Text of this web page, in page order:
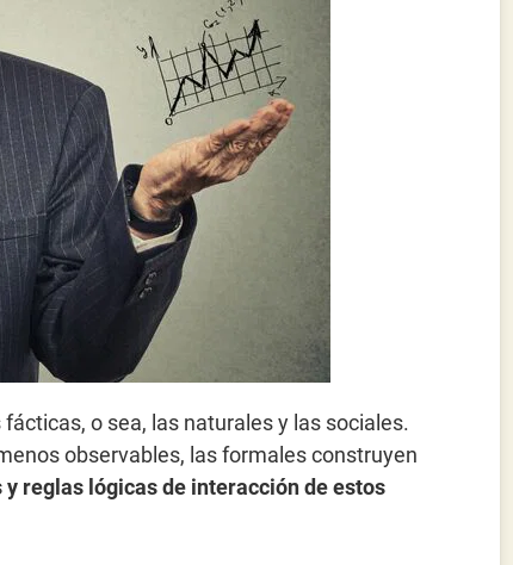
o sea, las naturales y las sociales.
observables, las formales construyen
y reglas lógicas de interacción de estos